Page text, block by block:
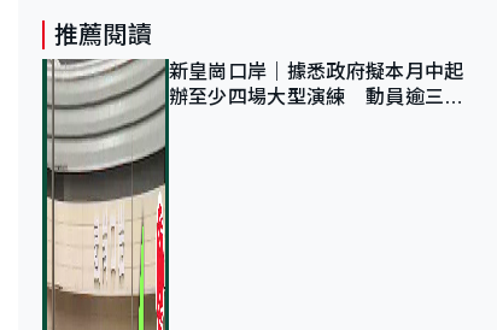
推薦閱讀
新皇崗口岸｜據悉政府擬本月中起
辦至少四場大型演練 動員逾三萬